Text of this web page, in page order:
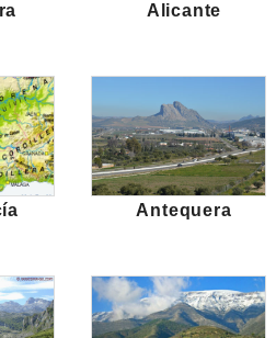
Alicante
Antequera